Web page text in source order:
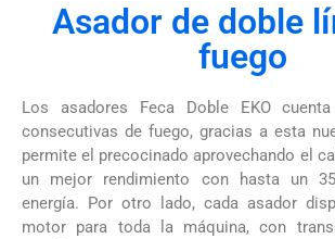
Asador de doble
fuego
Los asadores Feca Doble EKO
consecutivas de fuego, gracias a esta
permite el precocinado aprovechando el
un mejor rendimiento con hasta un
energía. Por otro lado, cada asador
motor para toda la máquina, con